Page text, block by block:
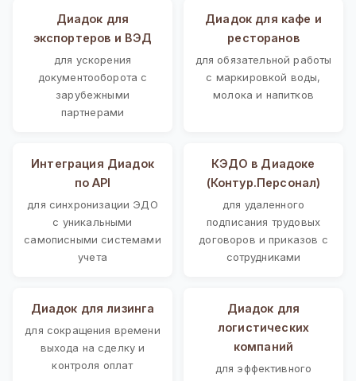
Диадок для
экспортеров и ВЭД
для ускорения
документооборота с
зарубежными
партнерами
Диадок для кафе и
ресторанов
для обязательной работы
с маркировкой воды,
молока и напитков
Интеграция Диадок
по API
для синхронизации ЭДО
с уникальными
самописными системами
учета
КЭДО в Диадоке
(Контур.Персонал)
для удаленного
подписания трудовых
договоров и приказов с
сотрудниками
Диадок для лизинга
для сокращения времени
выхода на сделку и
контроля оплат
Диадок для
логистических
компаний
для эффективного